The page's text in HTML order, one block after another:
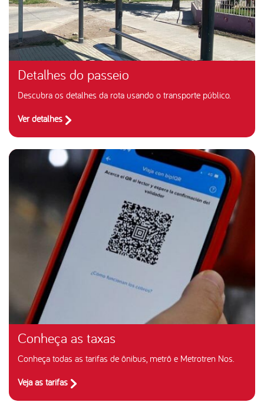
Detalhes do passeio
Descubra os detalhes da rota usando o transporte público.
Ver detalhes
Conheça as taxas
Conheça todas as tarifas de ônibus, metrô e Metrotren Nos.
Veja as tarifas